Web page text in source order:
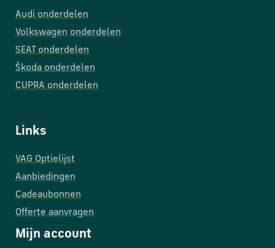
Audi onderdelen
Volkswagen onderdelen
SEAT onderdelen
Škoda onderdelen
CUPRA onderdelen
Links
VAG Optielijst
Aanbiedingen
Cadeaubonnen
Offerte aanvragen
Mijn account